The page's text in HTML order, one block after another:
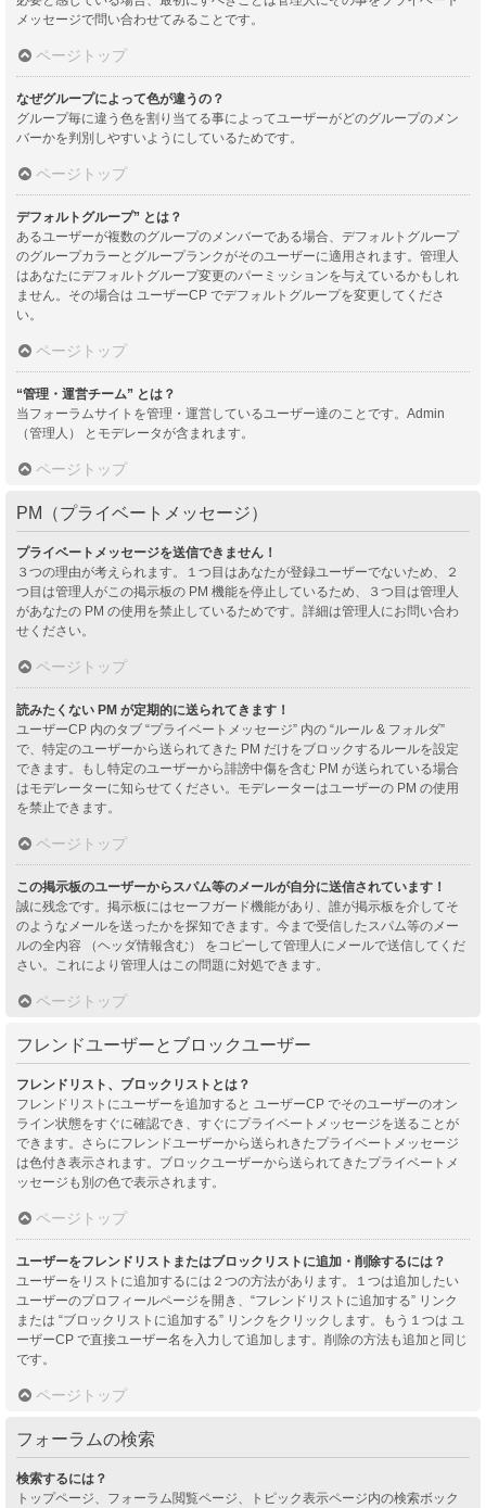
メッセージで問い合わせてみることです。
ページトップ
なぜグループによって色が違うの？
グループ毎に違う色を割り当てる事によってユーザーがどのグループのメン
バーかを判別しやすいようにしているためです。
ページトップ
デフォルトグループ” とは？
あるユーザーが複数のグループのメンバーである場合、デフォルトグループ
のグループカラーとグループランクがそのユーザーに適用されます。管理人
はあなたにデフォルトグループ変更のパーミッションを与えているかもしれ
ません。その場合は ユーザーCP でデフォルトグループを変更してくださ
い。
ページトップ
“管理・運営チーム” とは？
当フォーラムサイトを管理・運営しているユーザー達のことです。Admin
（管理人） とモデレータが含まれます。
ページトップ
PM（プライベートメッセージ）
プライベートメッセージを送信できません！
３つの理由が考えられます。１つ目はあなたが登録ユーザーでないため、２
つ目は管理人がこの掲示板の PM 機能を停止しているため、３つ目は管理人
があなたの PM の使用を禁止しているためです。詳細は管理人にお問い合わ
せください。
ページトップ
読みたくない PM が定期的に送られてきます！
ユーザーCP 内のタブ “プライベートメッセージ” 内の “ルール & フォルダ”
で、特定のユーザーから送られてきた PM だけをブロックするルールを設定
できます。もし特定のユーザーから誹謗中傷を含む PM が送られている場合
はモデレーターに知らせてください。モデレーターはユーザーの PM の使用
を禁止できます。
ページトップ
この掲示板のユーザーからスパム等のメールが自分に送信されています！
誠に残念です。掲示板にはセーフガード機能があり、誰が掲示板を介してそ
のようなメールを送ったかを探知できます。今まで受信したスパム等のメー
ルの全内容 （ヘッダ情報含む） をコピーして管理人にメールで送信してくだ
さい。これにより管理人はこの問題に対処できます。
ページトップ
フレンドユーザーとブロックユーザー
フレンドリスト、ブロックリストとは？
フレンドリストにユーザーを追加すると ユーザーCP でそのユーザーのオン
ライン状態をすぐに確認でき、すぐにプライベートメッセージを送ることが
できます。さらにフレンドユーザーから送られきたプライベートメッセージ
は色付き表示されます。ブロックユーザーから送られてきたプライベートメ
ッセージも別の色で表示されます。
ページトップ
ユーザーをフレンドリストまたはブロックリストに追加・削除するには？
ユーザーをリストに追加するには２つの方法があります。１つは追加したい
ユーザーのプロフィールページを開き、“フレンドリストに追加する” リンク
または “ブロックリストに追加する” リンクをクリックします。もう１つは ユ
ーザーCP で直接ユーザー名を入力して追加します。削除の方法も追加と同じ
です。
ページトップ
フォーラムの検索
検索するには？
トップページ、フォーラム閲覧ページ、トピック表示ページ内の検索ボック